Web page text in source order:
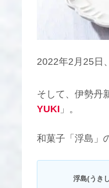
2022年2月25日
そして、伊勢丹
YUKI 」。
和菓子「浮島」
浮島(うき